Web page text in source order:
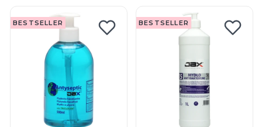
BESTSELLER BESTSELLER